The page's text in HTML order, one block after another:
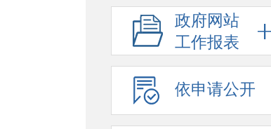
政府网站
工作报表
依申请公开